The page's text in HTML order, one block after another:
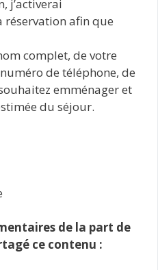
j’activerai
réservation afin que
complet, de votre
de téléphone, de
emménager et
du séjour.
de la part de
ce contenu :